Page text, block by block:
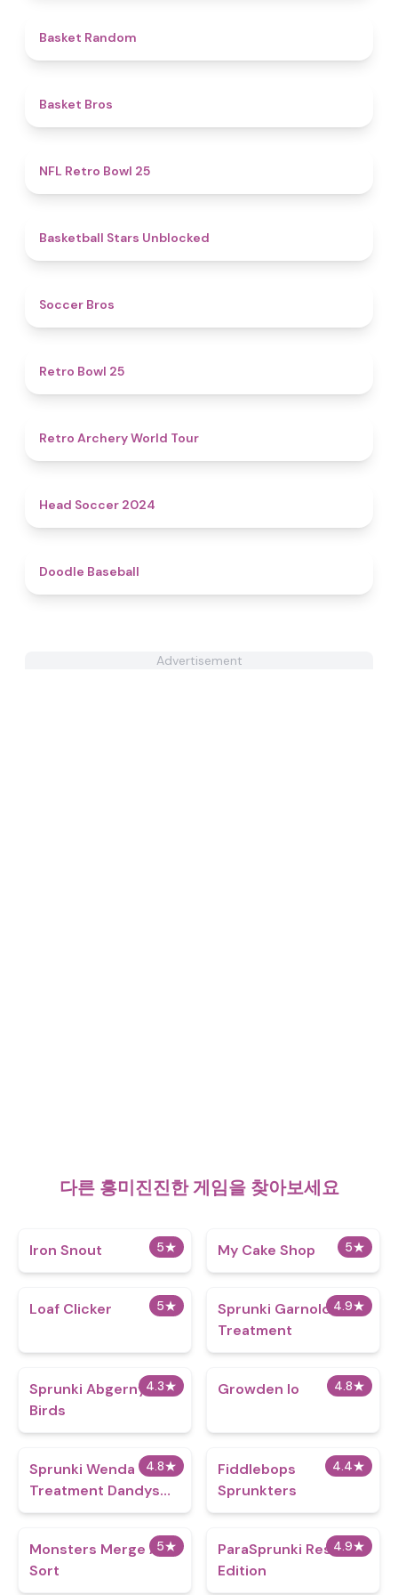
Basket Random
Basket Bros
NFL Retro Bowl 25
Basketball Stars Unblocked
Soccer Bros
Retro Bowl 25
Retro Archery World Tour
Head Soccer 2024
Doodle Baseball
Advertisement
다른 흥미진진한 게임을 찾아보세요
5★
Iron Snout 5★
My Cake Shop
5★
Loaf Clicker 4.9★
Sprunki Garnold
Treatment
4.3★
Sprunki Abgerny
Birds
4.8★
Growden Io
4.8★
Sprunki Wenda
Treatment Dandys
World Style
4.4★
Fiddlebops
Sprunkters
5★
Monsters Merge And
Sort
4.9★
ParaSprunki Reskin
Edition